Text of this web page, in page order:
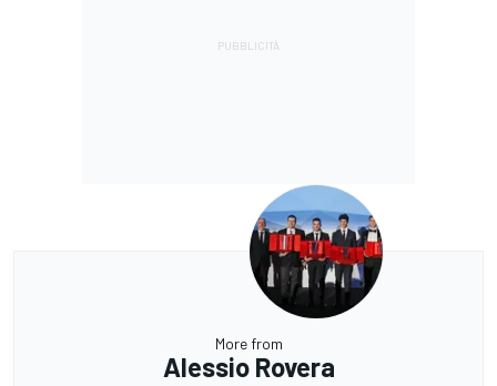
More from
Alessio Rovera